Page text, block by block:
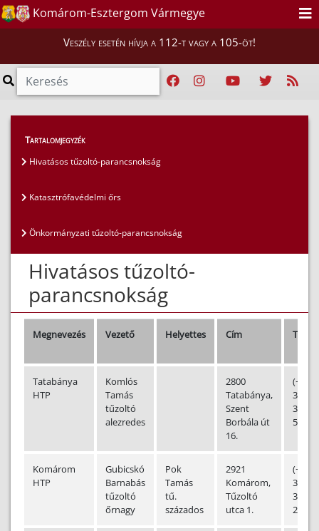
Komárom-Esztergom Vármegye
Veszély esetén hívja a 112-t vagy a 105-öt!
Magunkról
Hivatásos tűzoltó-parancsnokság
Tartalomjegyzék
Hivatásos tűzoltó-parancsnokság
Katasztrófavédelmi őrs
Önkormányzati tűzoltó-parancsnokság
Hivatásos tűzoltó-
parancsnokság
Megnevezés Vezető Helyettes Cím
Tatabánya
HTP
Komlós
Tamás
tűzoltó
alezredes
2800
Tatabánya,
Szent
Borbála út
16.
(+36-
34)
310-
555
Komárom
HTP
Gubicskó
Barnabás
tűzoltó
őrnagy
Pok
Tamás
tű.
százados
2921
Komárom,
Tűzoltó
utca 1.
(+36-
34)
343-
288